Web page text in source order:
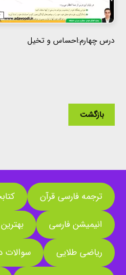
درس چهارم:احساس و تخیل
بازگشت
ترجمه فارسی قرآن
انیمیشن فارسی
ریاضی طلایی سوالات